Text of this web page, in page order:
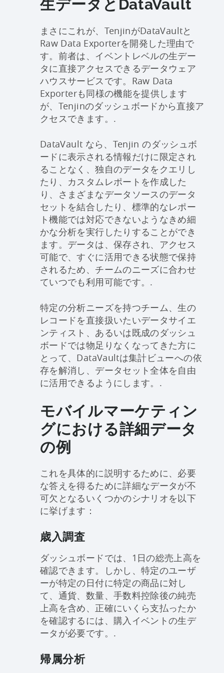
生データとDataVault
まさにこれが、TenjinがDataVaultと
Raw Data Exporterを開発した理由で
す。前者は、イベントレベルの生デー
タに直接アクセスできるデータウェア
ハウスサービスです。Raw Data
Exporterも同様の機能を提供します
が、Tenjinのダッシュボードから直接ア
クセスできます。.
DataVault なら、Tenjin のダッシュボ
ードに表示される情報だけに限定され
ることなく、独自のデータをクエリし
たり、カスタムレポートを作成した
り、さまざまなデータソースのデータ
セットを結合したり、標準的なレポー
ト機能では対応できないようなきめ細
かな分析を実行したりすることができ
ます。データは、保存され、アクセス
可能で、すぐに活用できる状態で保持
されるため、チームのニーズに合わせ
ていつでも利用可能です。.
特定の分析ニーズを持つチーム、生の
レコードを直接扱いたいデータサイエ
ンティスト、あるいは既成のダッシュ
ボードでは物足りなくなってきた方に
とって、DataVaultは集計ビューへの依
存を解消し、データセット全体を自由
に活用できるようにします。.
モバイルマーケティン
グにおける詳細データ
の例
これを具体的に説明するために、必要
な答えを得るために詳細なデータが不
可欠となるいくつかのシナリオを以下
に挙げます：
歳入調査
ダッシュボードでは、1日の総売上高を
確認できます。しかし、特定のユーザ
ーが特定の日付に特定の商品に対し
て、通貨、数量、手数料控除後の純売
上高を含め、正確にいくら支払ったか
を確認するには、購入イベントの生デ
ータが必要です。.
帰属分析